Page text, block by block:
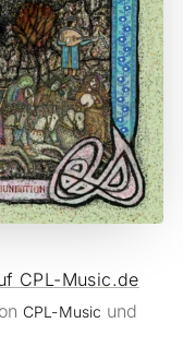
CPL-Music.de
CPL-Music und